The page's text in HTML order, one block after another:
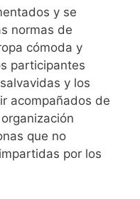
y se
normas de
cómoda y
participantes
y los
acompañados de
que no
por los